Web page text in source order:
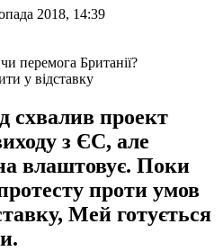
2018, 14:39
у відставку
схвалив проект
з ЄС, але
влаштовує. Поки
проти умов
Мей готується